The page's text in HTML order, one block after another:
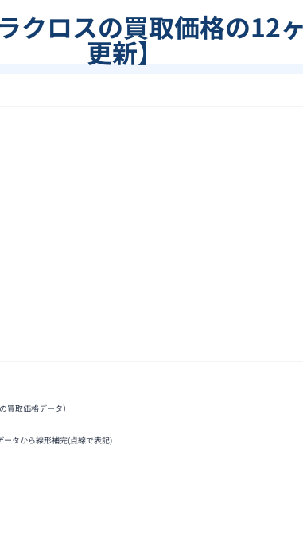
クロスの買取価格の12
更新】
買取価格データ）
タから線形補完(点線で表記)